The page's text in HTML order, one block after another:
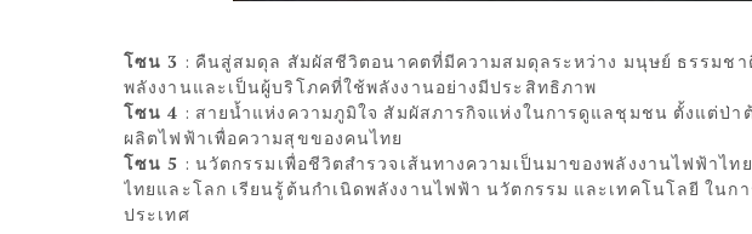
โซน 3 : คืนสู่สมดุล สัมผัสชีวิตอนาคตที่มีความสมดุลระหว่าง มนุษย์ ธรรมชา
พลังงานและเป็นผู้บริโภคที่ใช้พลังงานอย่างมีประสิทธิภาพ
โซน 4 : สายน้ำแห่งความภูมิใจ สัมผัสภารกิจแห่งในการดูแลชุมชน ตั้งแต่ป่า
ผลิตไฟฟ้าเพื่อความสุขของคนไทย
โซน 5 : นวัตกรรมเพื่อชีวิตสำรวจเส้นทางความเป็นมาของพลังงานไฟฟ้าไ
ไทยและโลก เรียนรู้ต้นกำเนิดพลังงานไฟฟ้า นวัตกรรม และเทคโนโลยี ในก
ประเทศ